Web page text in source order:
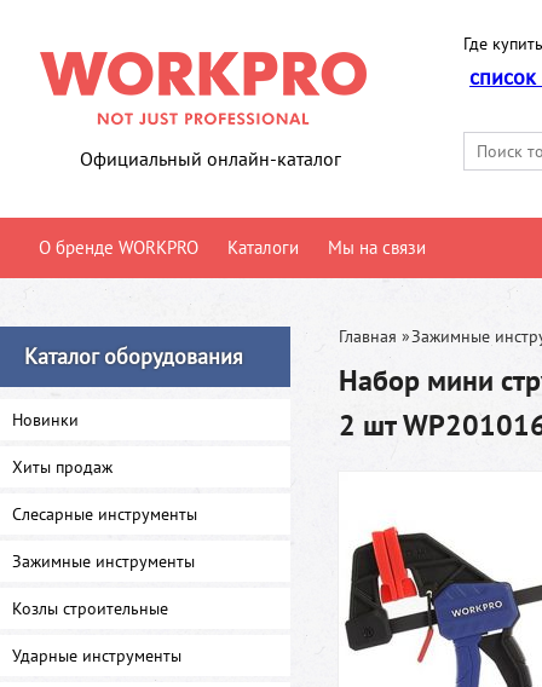
Официальный онлайн-каталог
Где
О бренде WORKPRO Каталоги Мы на связи
Каталог оборудования
Новинки
Хиты продаж
Слесарные инструменты
Зажимные инструменты
Козлы строительные
Ударные инструменты
Главная »Зажимные
Набор мини
2 шт